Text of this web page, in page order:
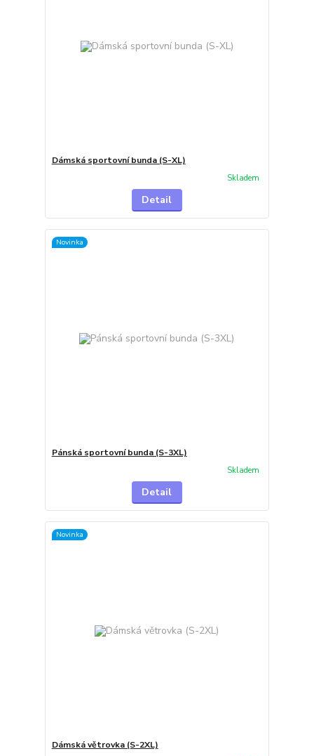
Dámská sportovní bunda (S-XL)
Skladem
Detail
Novinka
Pánská sportovní bunda (S-3XL)
Skladem
Detail
Novinka
Dámská větrovka (S-2XL)